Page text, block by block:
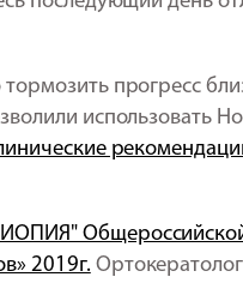
прогресс
использовать
2019г.